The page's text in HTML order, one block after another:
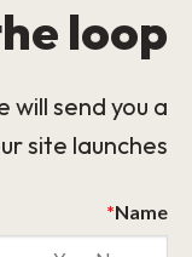
loop!
will send you a
site launches.
Name
*